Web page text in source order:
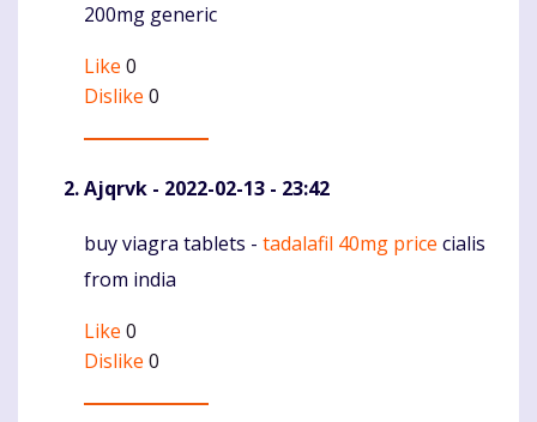
200mg generic
Like 0
Dislike 0
Ajqrvk - 2022-02-13 - 23:42
Komentaras
buy viagra tablets - tadalafil 40mg price cialis
from india
Like 0
Dislike 0